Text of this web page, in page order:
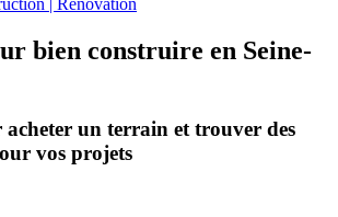
| Rénovation
bien construire en Seine-
acheter un terrain et trouver des
vos projets